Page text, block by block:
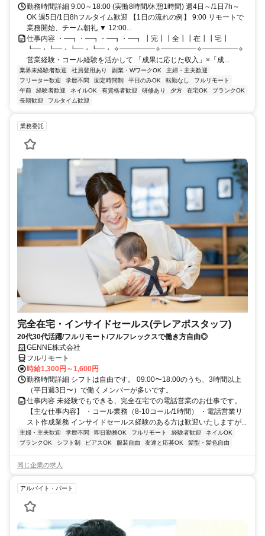
勤務時間詳細 9:00～18:00 (実働8時間/休憩1時間) 週4日～/1日7h～
OK 週5日/1日8hフルタイム歓迎 【1日の流れの例】 9:00 リモートで
業務開始、チーム朝礼 ▼ 12:00...
仕事内容 ・━┓・━┓・━┓・━┓ ┃完┃┃全┃┃在┃┃宅┃
┗━・┗━・┗━・┗━・ ✧━━━━━✧━━━━━✧━━━━━✧
営業経験・コール経験を活かして 「成果に応じた収入」×「成...
業界未経験者歓迎 社員登用あり 副業・WワークOK
主婦・主夫歓迎
フリーター歓迎
学歴不問 固定時間制 平日のみOK 転勤なし
フルリモート
午前
経験者歓迎 ネイルOK 有資格者歓迎 研修あり 夕方 在宅OK
ブランクOK
長期歓迎
フルタイム歓迎
業務委託
完全在宅・インサイドセールス(テレアポスタッフ)
20代30代活躍/フルリモート/フルフレックスで働き方自由◎
GENNE株式会社
フルリモート
時給1,300円～1,600円
勤務時間詳細 シフトは自由です。 09:00〜18:00のうち、3時間以上
（平日週3日〜）で働くメンバーが多いです。
仕事内容 未経験でもできる、完全在宅での電話営業のお仕事です。
【主な仕事内容】 ・コール業務（8-10コール/1時間） ・電話営業リ
スト作成業務 インサイドセールス経験のある方は歓迎いたしますが...
主婦・主夫歓迎 学歴不問 即日勤務OK フルリモート 経験者歓迎
ネイルOK
ブランクOK
シフト制 ピアスOK 服装自由 友達と応募OK 髪型・髪色自由
同じ企業の求人
アルバイト・パート